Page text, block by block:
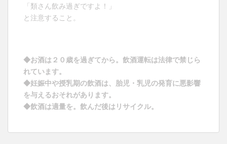
「類さん飲み過ぎですよ！」
と注意すること。
◆お酒は２０歳を過ぎてから。飲酒運転は法律で禁じら
れています。
◆妊娠中や授乳期の飲酒は、胎児・乳児の発育に悪影響
を与えるおそれがあります。
◆飲酒は適量を。飲んだ後はリサイクル。